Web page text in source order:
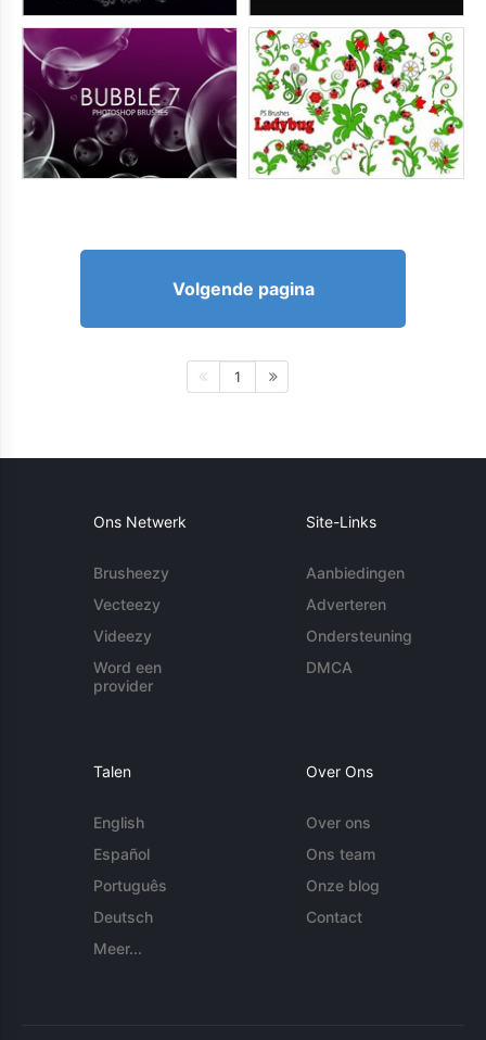
Volgende pagina
1
Ons Netwerk
Brusheezy
Vecteezy
Videezy
Word een
provider
Site-Links
Aanbiedingen
Adverteren
Ondersteuning
DMCA
Talen
English
Español
Português
Deutsch
Meer...
Over Ons
Over ons
Ons team
Onze blog
Contact